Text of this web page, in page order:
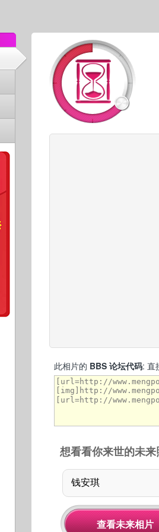
此相片的 BBS 论坛代码: 直
想看看你来世的未